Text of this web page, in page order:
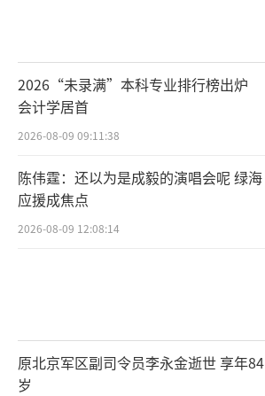
2026“未录满”本科专业排行榜出炉
会计学居首
2026-08-09 09:11:38
陈伟霆：还以为是成毅的演唱会呢 绿海
应援成焦点
2026-08-09 12:08:14
原北京军区副司令员李永金逝世 享年84
岁